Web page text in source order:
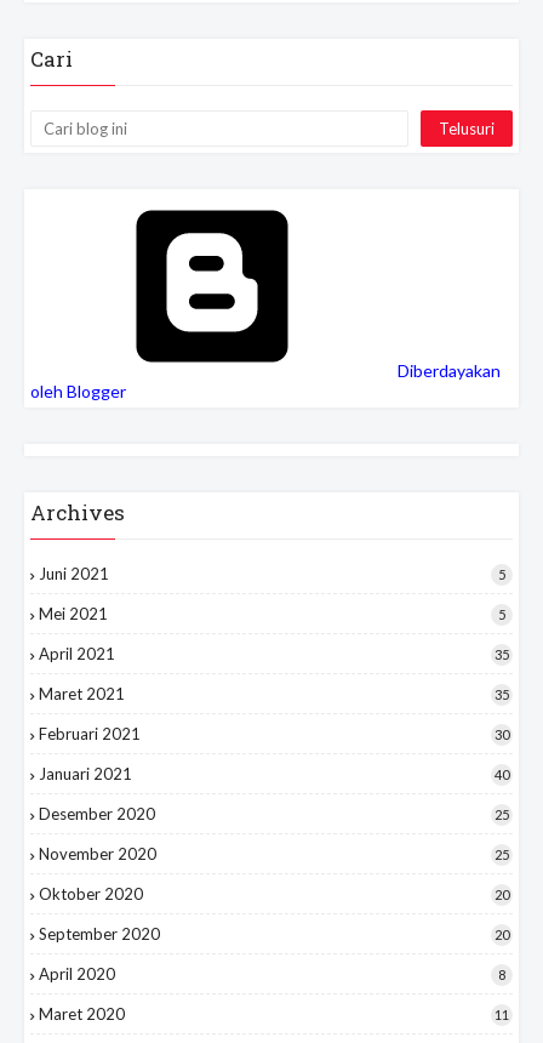
Cari
Diberdayakan
oleh Blogger
Archives
Juni 2021 5
Mei 2021 5
April 2021 35
Maret 2021 35
Februari 2021 30
Januari 2021 40
Desember 2020 25
November 2020 25
Oktober 2020 20
September 2020 20
April 2020 8
Maret 2020 11